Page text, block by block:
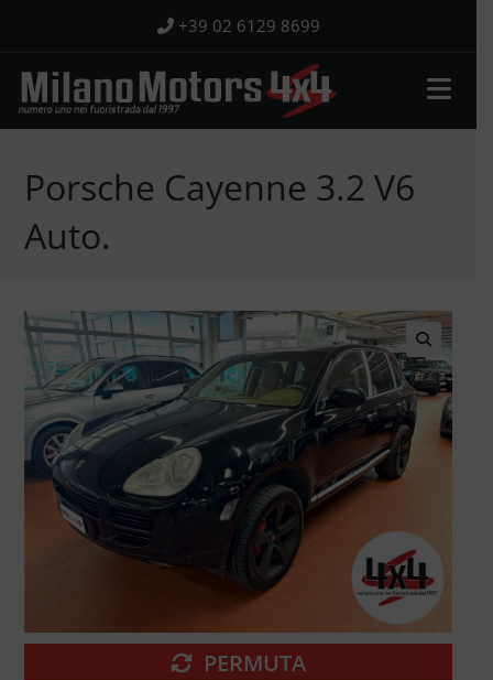
contenuto
+39 02 6129 8699
Porsche Cayenne 3.2 V6
Auto.
🔍
PERMUTA